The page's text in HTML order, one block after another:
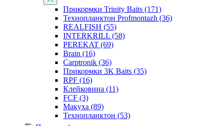
Прикормки Trinity Baits (171)
Технопланктон Profmontazh (36)
REALFISH (55)
INTERKRILL (58)
PEREKAT (69)
Brain (16)
Carptronik (36)
Прикормки 3K Baits (35)
RPF (16)
Клейковина (11)
FCF (3)
Макуха (89)
Технопланктон (53)